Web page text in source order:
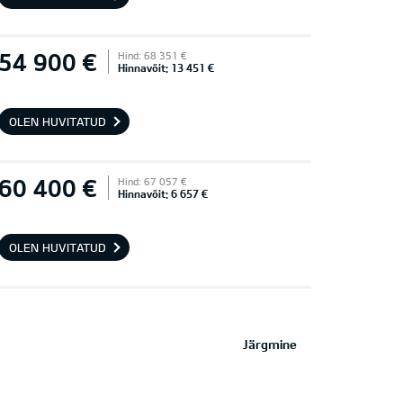
900 € Hind: 68 351 €
Hinnavõit: 13 451 €
OLEN HUVITATUD
400 € Hind: 67 057 €
Hinnavõit: 6 657 €
OLEN HUVITATUD
Järgmine